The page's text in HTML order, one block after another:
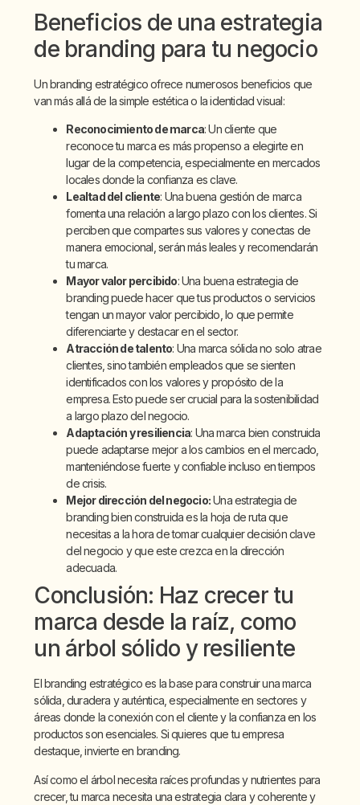
Beneficios de una estrategia
de branding para tu negocio
Un branding estratégico ofrece numerosos beneficios que
van más allá de la simple estética o la identidad visual:
Reconocimiento de marca: Un cliente que
reconoce tu marca es más propenso a elegirte en
lugar de la competencia, especialmente en mercados
locales donde la confianza es clave.
Lealtad del cliente: Una buena gestión de marca
fomenta una relación a largo plazo con los clientes. Si
perciben que compartes sus valores y conectas de
manera emocional, serán más leales y recomendarán
tu marca.
Mayor valor percibido: Una buena estrategia de
branding puede hacer que tus productos o servicios
tengan un mayor valor percibido, lo que permite
diferenciarte y destacar en el sector.
Atracción de talento: Una marca sólida no solo atrae
clientes, sino también empleados que se sienten
identificados con los valores y propósito de la
empresa. Esto puede ser crucial para la sostenibilidad
a largo plazo del negocio.
Adaptación y resiliencia: Una marca bien construida
puede adaptarse mejor a los cambios en el mercado,
manteniéndose fuerte y confiable incluso en tiempos
de crisis.
Mejor dirección del negocio:Una estrategia de
branding bien construida es la hoja de ruta que
necesitas a la hora de tomar cualquier decisión clave
del negocio y que este crezca en la dirección
adecuada.
Conclusión: Haz crecer tu
marca desde la raíz, como
un árbol sólido y resiliente
El branding estratégico es la base para construir una marca
sólida, duradera y auténtica, especialmente en sectores y
áreas donde la conexión con el cliente y la confianza en los
productos son esenciales. Si quieres que tu empresa
destaque, invierte en branding.
Así como el árbol necesita raíces profundas y nutrientes para
crecer, tu marca necesita una estrategia clara y coherente y